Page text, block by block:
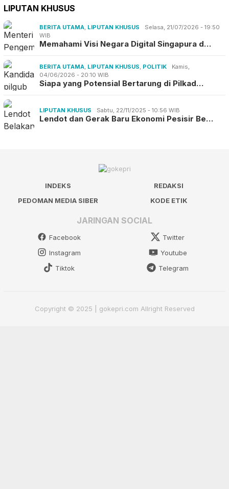
LIPUTAN KHUSUS
BERITA UTAMA LIPUTAN KHUSUS
Selasa, 21/07/2026 - 19:50
WIB
Memahami Visi Negara Digital Singapura d…
BERITA UTAMA LIPUTAN KHUSUS POLITIK
Kamis,
04/06/2026 - 20:10 WIB
Siapa yang Potensial Bertarung di Pilkad…
LIPUTAN KHUSUS Sabtu, 22/11/2025 - 10:56 WIB
Lendot dan Gerak Baru Ekonomi Pesisir Be…
INDEKS
REDAKSI
PEDOMAN MEDIA SIBER
KODE ETIK
JARINGAN SOCIAL
Facebook
Twitter
Instagram
Youtube
Tiktok
Telegram
Copyright © 2025 | gokepri.com Allright Reserved